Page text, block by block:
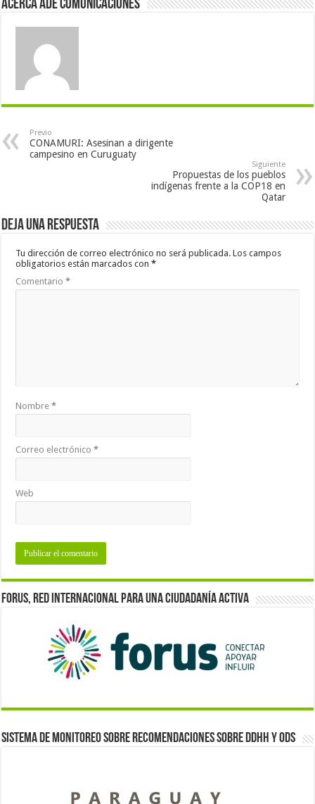
Acerca Ade Comunicaciones
Previo
CONAMURI: Asesinan a dirigente
campesino en Curuguaty
Siguiente
Propuestas de los pueblos
indígenas frente a la COP18 en
Qatar
Deja una respuesta
Tu dirección de correo electrónico no será publicada. Los campos
obligatorios están marcados con*
Comentario*
Nombre*
Correo electrónico*
Web
Forus, red internacional para una ciudadanía activa
Sistema de monitoreo sobre recomendaciones sobre DDHH y ODS